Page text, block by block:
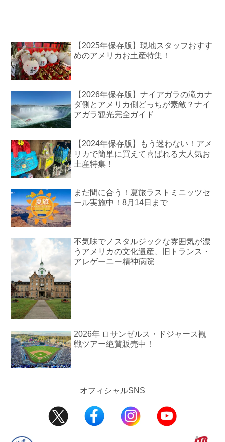
【2025年保存版】現地スタッフおすす
めのアメリカお土産特集！
【2026年保存版】ナイアガラの滝カナ
ダ側とアメリカ側どっちが素敵？ナイ
アガラ観光完全ガイド
【2024年保存版】もう迷わない！アメ
リカで簡単に買えて喜ばれる大人気お
土産特集！
まだ間に合う！夏旅ラストミニッツセ
ール実施中！8月14日まで
不気味でノスタルジックな雰囲気が漂
うアメリカの文化遺産、旧トランス・
アレゲーニー精神病院
2026年 ロサンゼルス・ドジャース観
戦ツアー絶賛販売中！
オフィシャルSNS